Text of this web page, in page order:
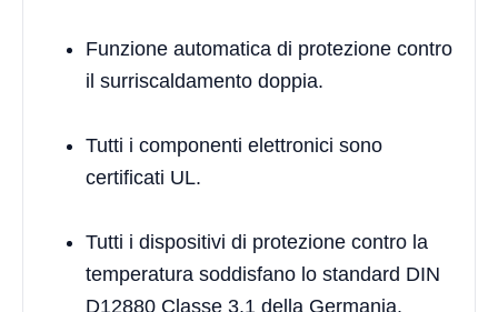
Funzione automatica di protezione contro
il surriscaldamento doppia.
Tutti i componenti elettronici sono
certificati UL.
Tutti i dispositivi di protezione contro la
temperatura soddisfano lo standard DIN
D12880 Classe 3.1 della Germania.